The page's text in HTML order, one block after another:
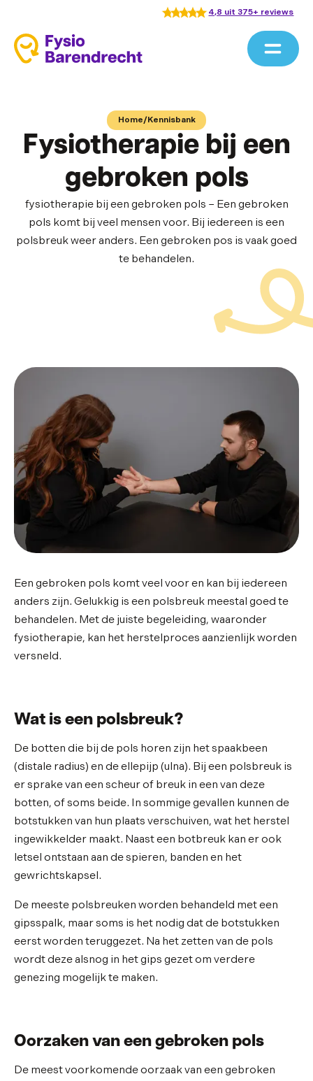
4,8 uit 375+ reviews
Home/Kennisbank
Fysiotherapie bij een
gebroken pols
fysiotherapie bij een gebroken pols – Een gebroken
pols komt bij veel mensen voor. Bij iedereen is een
polsbreuk weer anders. Een gebroken pos is vaak goed
te behandelen.
Een gebroken pols komt veel voor en kan bij iedereen
anders zijn. Gelukkig is een polsbreuk meestal goed te
behandelen. Met de juiste begeleiding, waaronder
fysiotherapie, kan het herstelproces aanzienlijk worden
versneld.
Wat is een polsbreuk?
De botten die bij de pols horen zijn het spaakbeen
(distale radius) en de ellepijp (ulna). Bij een polsbreuk is
er sprake van een scheur of breuk in een van deze
botten, of soms beide. In sommige gevallen kunnen de
botstukken van hun plaats verschuiven, wat het herstel
ingewikkelder maakt. Naast een botbreuk kan er ook
letsel ontstaan aan de spieren, banden en het
gewrichtskapsel.
De meeste polsbreuken worden behandeld met een
gipsspalk, maar soms is het nodig dat de botstukken
eerst worden teruggezet. Na het zetten van de pols
wordt deze alsnog in het gips gezet om verdere
genezing mogelijk te maken.
Oorzaken van een gebroken pols
De meest voorkomende oorzaak van een gebroken